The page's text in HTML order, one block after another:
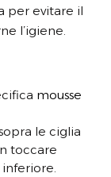
per evitare il
l’igiene.
mousse
le ciglia
toccare